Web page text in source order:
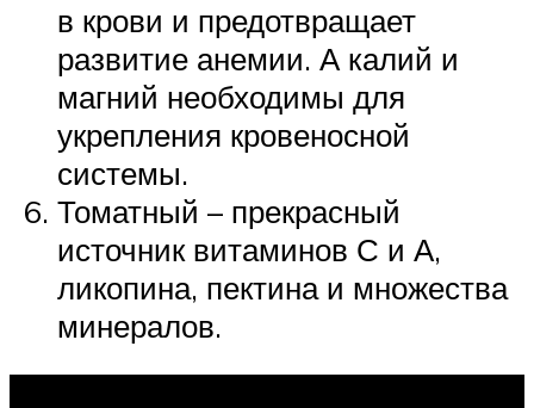
в крови и предотвращает
развитие анемии. А калий и
магний необходимы для
укрепления кровеносной
системы.
Томатный – прекрасный
источник витаминов С и А,
ликопина, пектина и множества
минералов.